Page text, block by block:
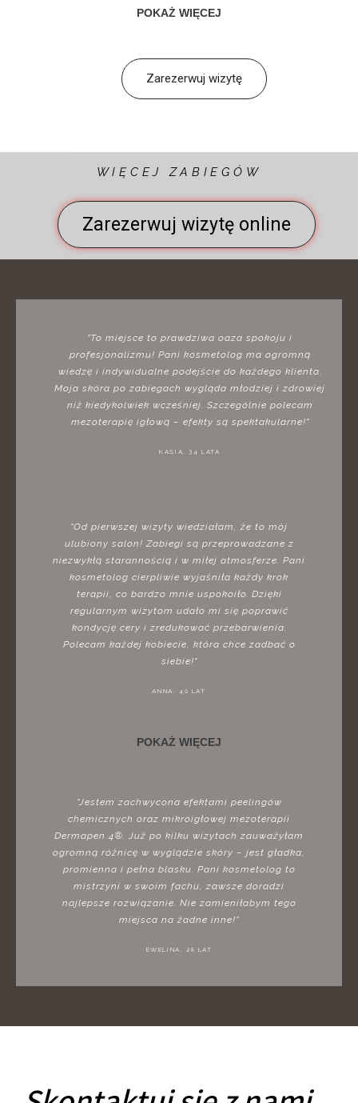
POKAŻ WIĘCEJ
Zarezerwuj wizytę
WIĘCEJ ZABIEGÓW
Zarezerwuj wizytę online
"To miejsce to prawdziwa oaza spokoju i
profesjonalizmu! Pani kosmetolog ma ogromną
wiedzę i indywidualne podejście do każdego klienta.
Moja skóra po zabiegach wygląda młodziej i zdrowiej
niż kiedykolwiek wcześniej. Szczególnie polecam
mezoterapię igłową – efekty są spektakularne!"
KASIA, 34 LATA
"Od pierwszej wizyty wiedziałam, że to mój
ulubiony salon! Zabiegi są przeprowadzane z
niezwykłą starannością i w miłej atmosferze. Pani
kosmetolog cierpliwie wyjaśniła każdy krok
terapii, co bardzo mnie uspokoiło. Dzięki
regularnym wizytom udało mi się poprawić
kondycję cery i zredukować przebarwienia.
Polecam każdej kobiecie, która chce zadbać o
siebie!"
ANNA, 40 LAT
POKAŻ WIĘCEJ
"Jestem zachwycona efektami peelingów
chemicznych oraz mikroigłowej mezoterapii
Dermapen 4®. Już po kilku wizytach zauważyłam
ogromną różnicę w wyglądzie skóry – jest gładka,
promienna i pełna blasku. Pani kosmetolog to
mistrzyni w swoim fachu, zawsze doradzi
najlepsze rozwiązanie. Nie zamieniłabym tego
miejsca na żadne inne!"
EWELINA, 28 LAT